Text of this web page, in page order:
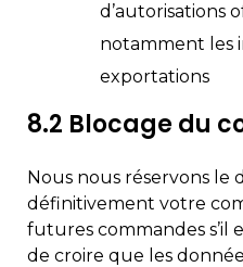
d’autorisations
notamment les
exportations
8.2 Blocage du
Nous nous réservons le
définitivement votre
futures commandes s’il
de croire que les